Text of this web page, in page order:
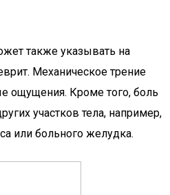
также указывать на
Механическое трение
ощущения. Кроме того, боль
участков тела, например,
или больного желудка.